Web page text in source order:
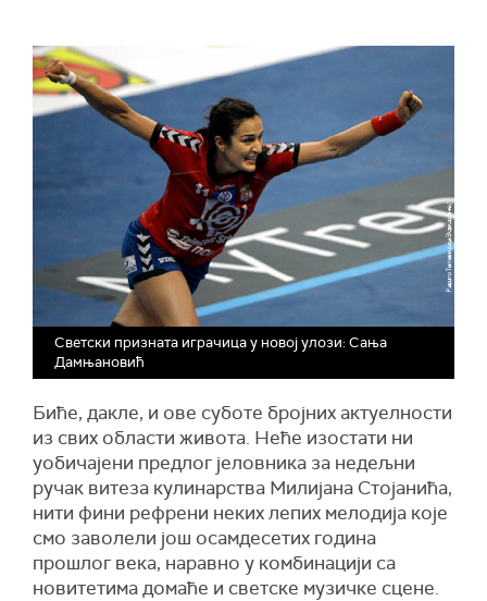
Светски призната играчица у новој улози: Сања
Дамњановић
Биће, дакле, и ове суботе бројних актуелности
из свих области живота. Неће изостати ни
уобичајени предлог јеловника за недељни
ручак витеза кулинарства Милијана Стојанића,
нити фини рефрени неких лепих мелодија које
смо заволели још осамдесетих година
прошлог века, наравно у комбинацији са
новитетима домаће и светске музичке сцене.